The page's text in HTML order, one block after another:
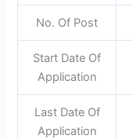
No. Of Post
Start Date Of
Application
Last Date Of
Application